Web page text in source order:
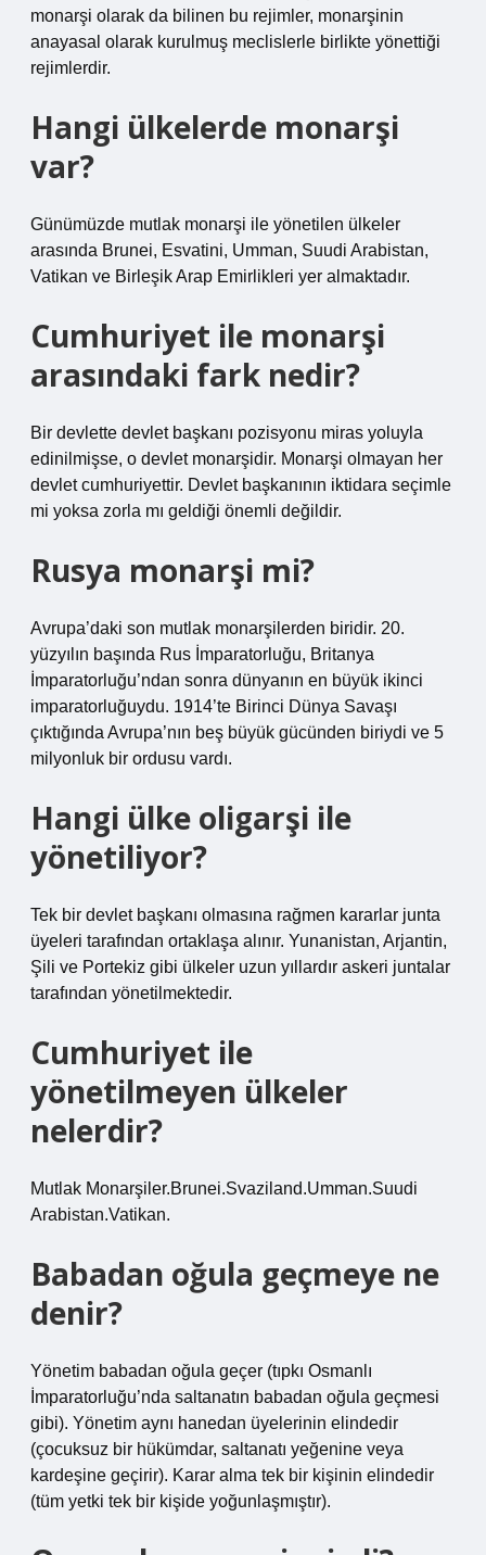
monarşi olarak da bilinen bu rejimler, monarşinin
anayasal olarak kurulmuş meclislerle birlikte yönettiği
rejimlerdir.
Hangi ülkelerde monarşi
var?
Günümüzde mutlak monarşi ile yönetilen ülkeler
arasında Brunei, Esvatini, Umman, Suudi Arabistan,
Vatikan ve Birleşik Arap Emirlikleri yer almaktadır.
Cumhuriyet ile monarşi
arasındaki fark nedir?
Bir devlette devlet başkanı pozisyonu miras yoluyla
edinilmişse, o devlet monarşidir. Monarşi olmayan her
devlet cumhuriyettir. Devlet başkanının iktidara seçimle
mi yoksa zorla mı geldiği önemli değildir.
Rusya monarşi mi?
Avrupa’daki son mutlak monarşilerden biridir. 20.
yüzyılın başında Rus İmparatorluğu, Britanya
İmparatorluğu’ndan sonra dünyanın en büyük ikinci
imparatorluğuydu. 1914’te Birinci Dünya Savaşı
çıktığında Avrupa’nın beş büyük gücünden biriydi ve 5
milyonluk bir ordusu vardı.
Hangi ülke oligarşi ile
yönetiliyor?
Tek bir devlet başkanı olmasına rağmen kararlar junta
üyeleri tarafından ortaklaşa alınır. Yunanistan, Arjantin,
Şili ve Portekiz gibi ülkeler uzun yıllardır askeri juntalar
tarafından yönetilmektedir.
Cumhuriyet ile
yönetilmeyen ülkeler
nelerdir?
Mutlak Monarşiler.Brunei.Svaziland.Umman.Suudi
Arabistan.Vatikan.
Babadan oğula geçmeye ne
denir?
Yönetim babadan oğula geçer (tıpkı Osmanlı
İmparatorluğu’nda saltanatın babadan oğula geçmesi
gibi). Yönetim aynı hanedan üyelerinin elindedir
(çocuksuz bir hükümdar, saltanatı yeğenine veya
kardeşine geçirir). Karar alma tek bir kişinin elindedir
(tüm yetki tek bir kişide yoğunlaşmıştır).